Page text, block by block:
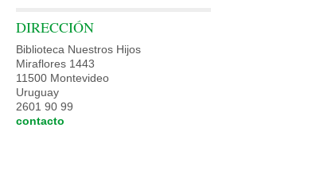
DIRECCIÓN
Biblioteca Nuestros Hijos
Miraflores 1443
11500 Montevideo
Uruguay
2601 90 99
contacto